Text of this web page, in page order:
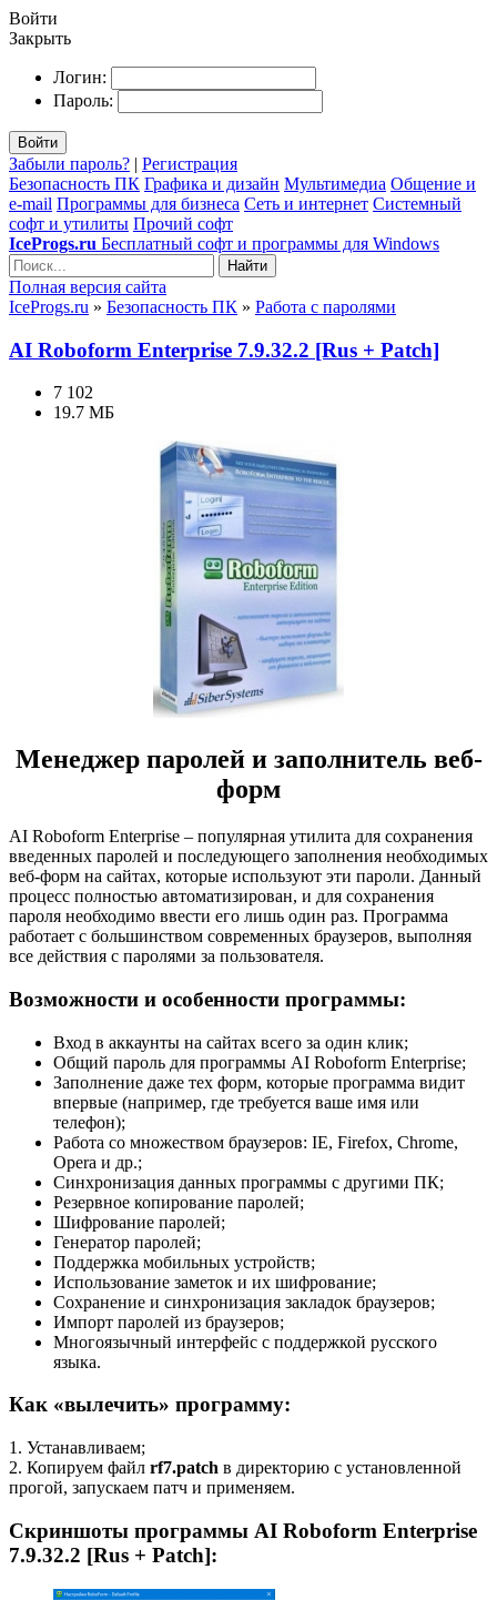
Войти
Закрыть
Логин:
Пароль:
Войти
Забыли пароль? | Регистрация
Безопасность ПК Графика и дизайн Мультимедиа Общение и
e-mail Программы для бизнеса Сеть и интернет Системный
софт и утилиты Прочий софт
IceProgs.ru Бесплатный софт и программы для Windows
Найти
Полная версия сайта
IceProgs.ru » Безопасность ПК » Работа с паролями
AI Roboform Enterprise 7.9.32.2 [Rus + Patch]
7 102
19.7 МБ
Менеджер паролей и заполнитель веб-
форм
AI Roboform Enterprise – популярная утилита для сохранения
введенных паролей и последующего заполнения необходимых
веб-форм на сайтах, которые используют эти пароли. Данный
процесс полностью автоматизирован, и для сохранения
пароля необходимо ввести его лишь один раз. Программа
работает с большинством современных браузеров, выполняя
все действия с паролями за пользователя.
Возможности и особенности программы:
Вход в аккаунты на сайтах всего за один клик;
Общий пароль для программы AI Roboform Enterprise;
Заполнение даже тех форм, которые программа видит
впервые (например, где требуется ваше имя или
телефон);
Работа со множеством браузеров: IE, Firefox, Chrome,
Opera и др.;
Синхронизация данных программы с другими ПК;
Резервное копирование паролей;
Шифрование паролей;
Генератор паролей;
Поддержка мобильных устройств;
Использование заметок и их шифрование;
Сохранение и синхронизация закладок браузеров;
Импорт паролей из браузеров;
Многоязычный интерфейс с поддержкой русского
языка.
Как «вылечить» программу:
1. Устанавливаем;
2. Копируем файл rf7.patch в директорию с установленной
прогой, запускаем патч и применяем.
Скриншоты программы AI Roboform Enterprise
7.9.32.2 [Rus + Patch]: